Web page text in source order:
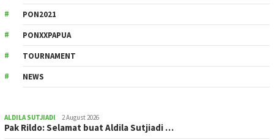
PON2021
PONXXPAPUA
TOURNAMENT
NEWS
ALDILA SUTJIADI 2 August 2026
Pak Rildo: Selamat buat Aldila Sutjiadi …